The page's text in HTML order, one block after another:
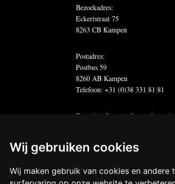
Wij gebruiken cookies
Wij maken gebruik van cookies en
Bezoekadres:
Eckertstraat 75
8263 CB Kampen
Postadres:
Postbus 59
8260 AB Kampen
Telefoon: +31 (0)38 331 81 81
E-mail: informatie@metadecor.nl
Privacy statement